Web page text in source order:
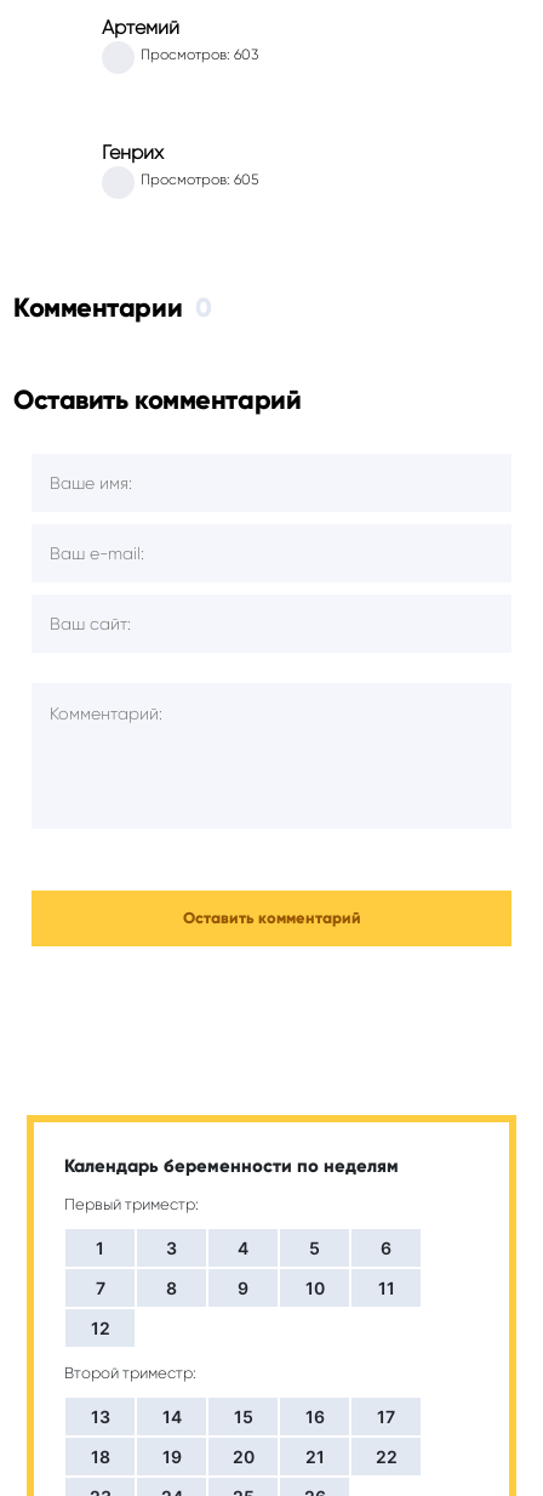
Артемий
Просмотров: 603
Генрих
Просмотров: 605
Комментарии 0
Оставить комментарий
Календарь беременности по неделям
Первый триместр:
1 3 4 5
6
7
8 9 10
11
12
Второй триместр:
13 14 15 16
17
18
19 20 21
22